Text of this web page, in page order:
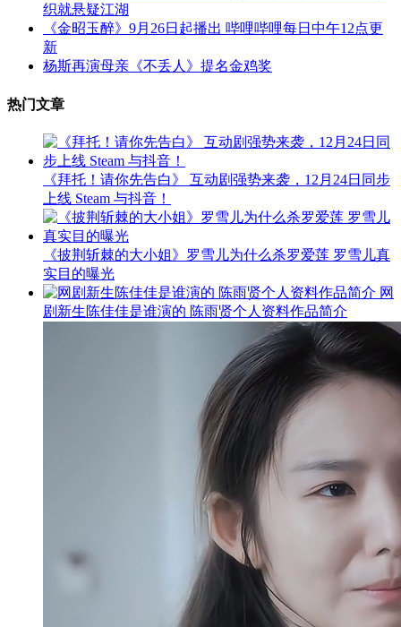
织就悬疑江湖
《金昭玉醉》9月26日起播出 哔哩哔哩每日中午12点更
新
杨斯再演母亲《不丢人》提名金鸡奖
热门文章
《拜托！请你先告白》 互动剧强势来袭，12月24日同步
上线 Steam 与抖音！
《披荆斩棘的大小姐》罗雪儿为什么杀罗爱莲 罗雪儿真
实目的曝光
网
剧新生陈佳佳是谁演的 陈雨贤个人资料作品简介